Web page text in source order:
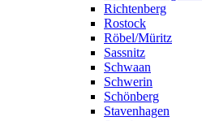
Richtenberg
Rostock
Röbel/Müritz
Sassnitz
Schwaan
Schwerin
Schönberg
Stavenhagen